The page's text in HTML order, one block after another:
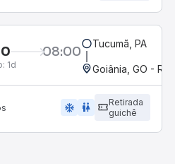
08:00
1d
Tucumã, PA
Goiânia, GO -
ac_unit wc
Retirada
guichê